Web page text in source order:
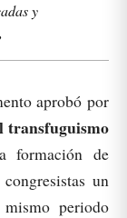
y
aprobó por
transfuguismo
formación de
un
periodo